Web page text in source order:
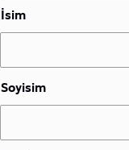
İsim
Soyisim